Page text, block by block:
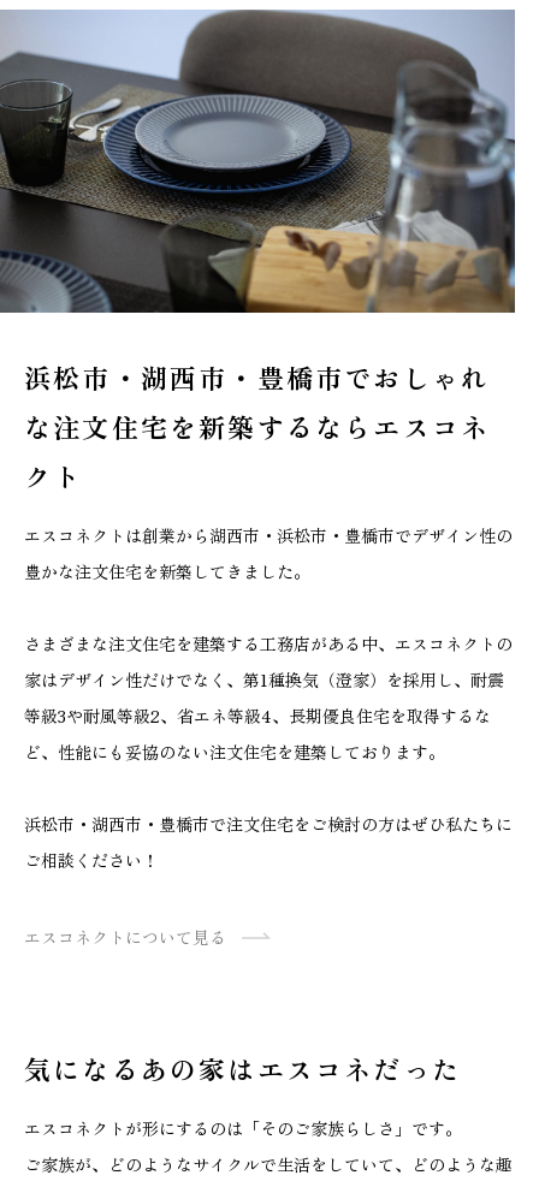
浜松市・湖西市・豊橋市でおしゃれ
な注文住宅を新築するならエスコネ
クト
エスコネクトは創業から湖西市・浜松市・豊橋市でデザイン性の
豊かな注文住宅を新築してきました。
さまざまな注文住宅を建築する工務店がある中、エスコネクトの
家はデザイン性だけでなく、第1種換気（澄家）を採用し、耐震
等級3や耐風等級2、省エネ等級4、長期優良住宅を取得するな
ど、性能にも妥協のない注文住宅を建築しております。
浜松市・湖西市・豊橋市で注文住宅をご検討の方はぜひ私たちに
ご相談ください！
エスコネクトについて見る
気になるあの家はエスコネだった
エスコネクトが形にするのは「そのご家族らしさ」です。
ご家族が、どのようなサイクルで生活をしていて、どのような趣